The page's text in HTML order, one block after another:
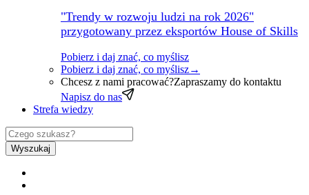
"Trendy w rozwoju ludzi na rok 2026"
przygotowany przez eksportów House of Skills
Pobierz i daj znać, co myślisz
Pobierz i daj znać, co myślisz→
Chcesz z nami pracować?Zapraszamy do kontaktu
Napisz do nas
Strefa wiedzy
Wyszukaj